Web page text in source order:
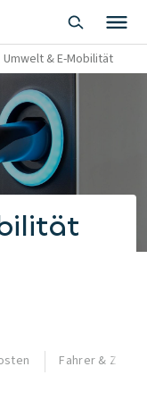
Umwelt & E-Mobilität
Fahrer &